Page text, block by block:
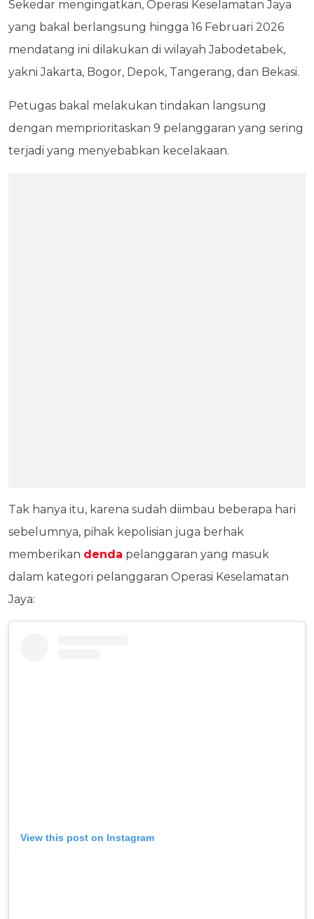
Sekedar mengingatkan, Operasi Keselamatan Jaya
yang bakal berlangsung hingga 16 Februari 2026
mendatang ini dilakukan di wilayah Jabodetabek,
yakni Jakarta, Bogor, Depok, Tangerang, dan Bekasi.
Petugas bakal melakukan tindakan langsung
dengan memprioritaskan 9 pelanggaran yang sering
terjadi yang menyebabkan kecelakaan.
Tak hanya itu, karena sudah diimbau beberapa hari
sebelumnya, pihak kepolisian juga berhak
memberikan denda pelanggaran yang masuk
dalam kategori pelanggaran Operasi Keselamatan
Jaya:
View this post on Instagram